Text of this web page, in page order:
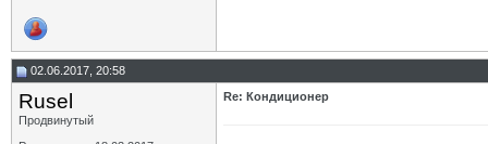
02.06.2017, 20:58
Rusel
Продвинутый
Re: Кондиционер